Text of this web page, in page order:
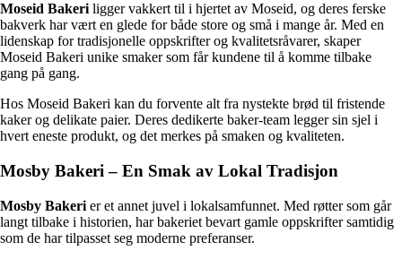
Moseid Bakeri ligger vakkert til i hjertet av Moseid, og deres ferske
bakverk har vært en glede for både store og små i mange år. Med en
lidenskap for tradisjonelle oppskrifter og kvalitetsråvarer, skaper
Moseid Bakeri unike smaker som får kundene til å komme tilbake
gang på gang.
Hos Moseid Bakeri kan du forvente alt fra nystekte brød til fristende
kaker og delikate paier. Deres dedikerte baker-team legger sin sjel i
hvert eneste produkt, og det merkes på smaken og kvaliteten.
Mosby Bakeri – En Smak av Lokal Tradisjon
Mosby Bakeri er et annet juvel i lokalsamfunnet. Med røtter som går
langt tilbake i historien, har bakeriet bevart gamle oppskrifter samtidig
som de har tilpasset seg moderne preferanser.